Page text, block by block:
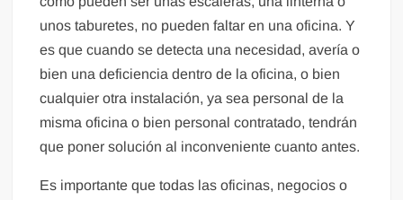
unos taburetes, no pueden faltar en una oficina. Y
es que cuando se detecta una necesidad, avería o
bien una deficiencia dentro de la oficina, o bien
cualquier otra instalación, ya sea personal de la
misma oficina o bien personal contratado, tendrán
que poner solución al inconveniente cuanto antes.
Es importante que todas las oficinas, negocios o